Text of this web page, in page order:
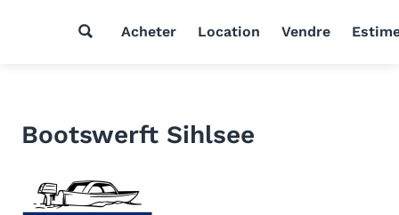
Acheter Location Vendre
Bootswerft Sihlsee